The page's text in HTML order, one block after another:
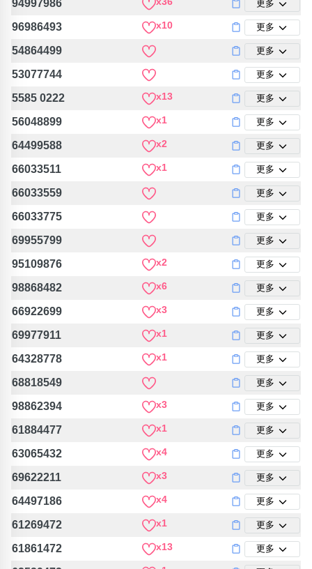
清除全部分類
搜尋
94997986 更多
96986493 x10 更多
54864499 更多
53077744 更多
5585 0222 x13 更多
56048899 x1 更多
64499588 x2 更多
66033511 x1 更多
66033559 更多
66033775 更多
69955799 更多
95109876 x2 更多
98868482 x6 更多
66922699 x3 更多
69977911 x1 更多
64328778 x1 更多
68818549 更多
98862394 x3 更多
61884477 x1 更多
63065432 x4 更多
69622211 x3 更多
64497186 x4 更多
61269472 x1 更多
61861472 x13 更多